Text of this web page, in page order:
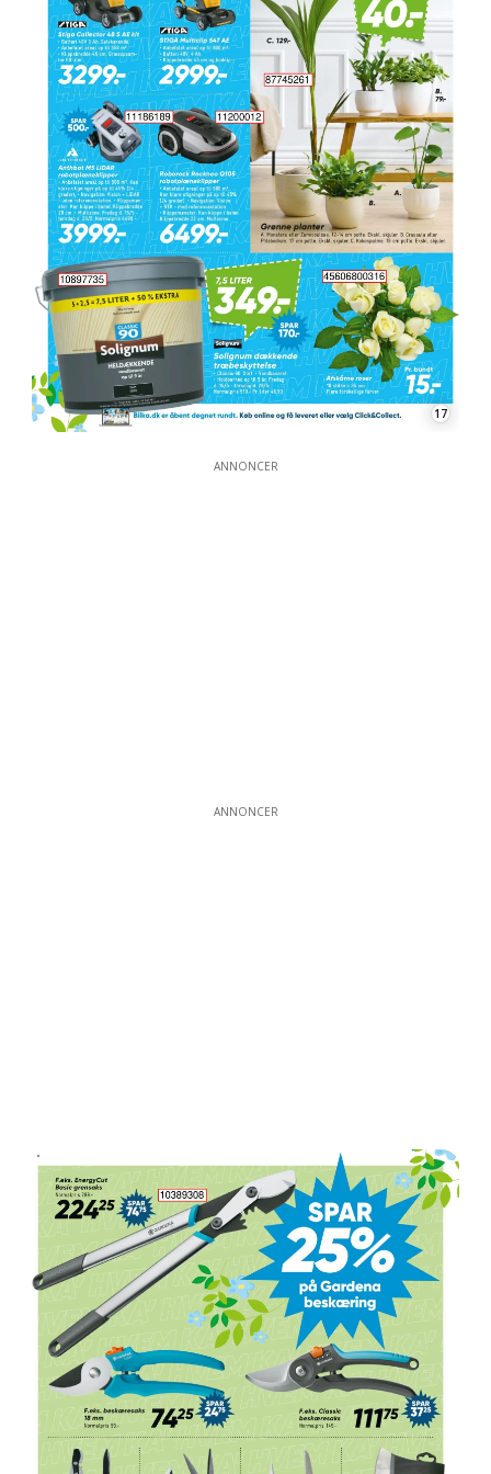
17
ANNONCER
ANNONCER